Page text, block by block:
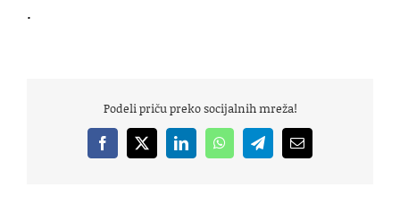
.
Podeli priču preko socijalnih mreža!
Facebook
X LinkedInWhatsAppTelegramEmail